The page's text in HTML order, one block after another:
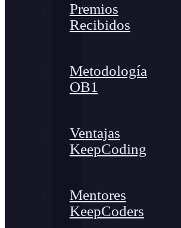
Premios
Recibidos
Metodología
OB1
Ventajas
KeepCoding
Mentores
KeepCoders